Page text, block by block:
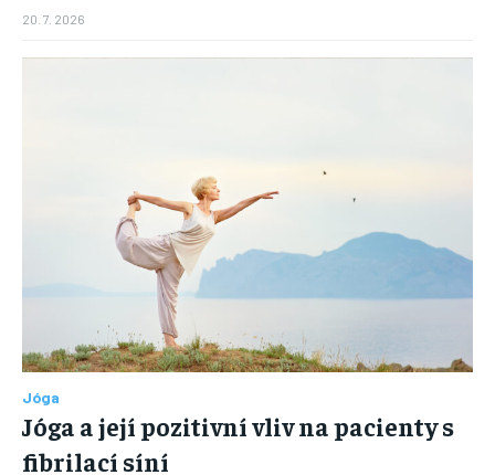
20. 7. 2026
Jóga
Jóga a její pozitivní vliv na pacienty s
fibrilací síní